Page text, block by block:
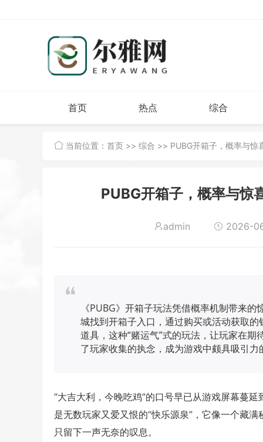
首页 热点 综合
当前位置： 首页 >> 综合 >> PUBG开箱子，概率与惊
PUBG开箱子，概率与惊
admin 2026-
《PUBG》开箱子玩法凭借概率机制带来
城找到开箱子入口，通过购买或活动获取
道具，这种“赌运气”式的玩法，让玩家在
了玩家收集的执念，成为游戏中颇具吸引力
“大吉大利，今晚吃鸡”的口号早已从游戏屏幕蔓
是无数玩家又爱又恨的“快乐源泉”，它像一个藏
只留下一声无奈的叹息。